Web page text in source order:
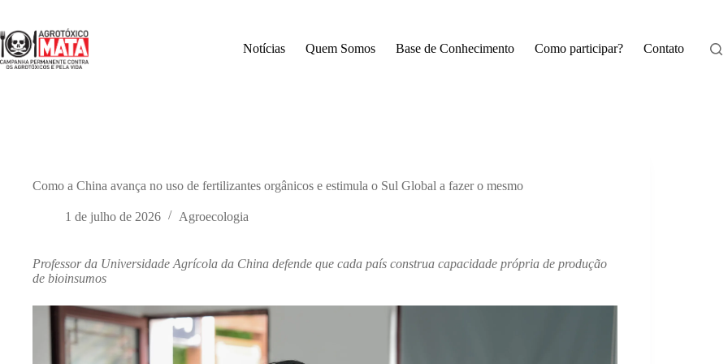
o
conteúdo
Notícias Quem Somos Base de Conhecimento Como participar? Contato
Como a China avança no uso de fertilizantes orgânicos e estimula o Sul Global a fazer o mesmo
1 de julho de 2026 Agroecologia
Professor da Universidade Agrícola da China defende que cada país construa capacidade própria de produção
de bioinsumos